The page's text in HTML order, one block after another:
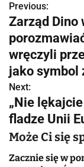
N
a
w
i
g
a
c
Previous:
Zarząd Dino
wręczyli
jako symbol
Next:
„Nie
fladze Unii
Może Ci się
Zacznie się w